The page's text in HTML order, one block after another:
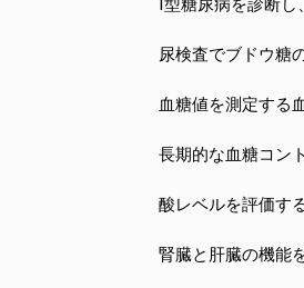
尿検査でブドウ糖
血糖値を測定する
長期的な血糖コン
酸レベルを評価す
腎臓と肝臓の機能